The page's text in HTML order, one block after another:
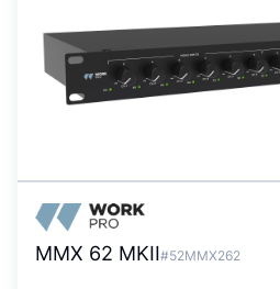
MMX 62 MKII#52MMX262